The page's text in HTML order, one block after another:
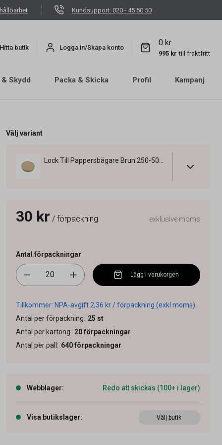
Kundsupport: 020 - 45 50 50
Hitta butik Logga in/Skapa konto
0 kr
995 kr till fraktfritt
Skydd Packa & Skicka Profil Kampanj
Välj variant
30 kr / förpackning exklusive moms
Antal förpackningar
Lägg i varukorgen
Tillkommer: NPA-avgift 2,36 kr / förpackning (exkl moms).
Antal per förpackning: 25 st
Antal per kartong: 20förpackningar
Antal per pall : 640förpackningar
Webblager: Redo att skickas (100+ i lager)
Visa butikslager: Välj butik